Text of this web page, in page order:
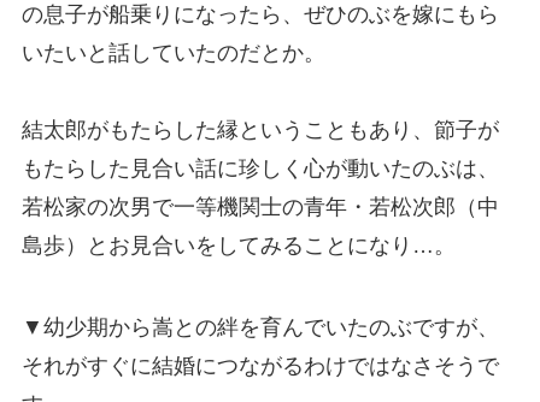
の息子が船乗りになったら、ぜひのぶを嫁にもら
いたいと話していたのだとか。
結太郎がもたらした縁ということもあり、節子が
もたらした見合い話に珍しく心が動いたのぶは、
若松家の次男で一等機関士の青年・若松次郎（中
島歩）とお見合いをしてみることになり…。
▼幼少期から嵩との絆を育んでいたのぶですが、
それがすぐに結婚につながるわけではなさそうで